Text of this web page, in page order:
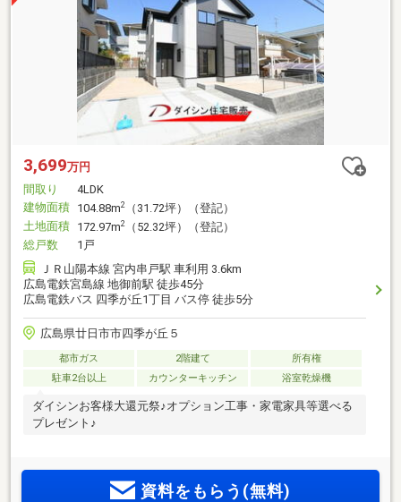
3,699万円
間取り
4LDK
建物面積 104.88m2
（31.72坪）（登記）
土地面積 172.97m2
（52.32坪）（登記）
総戸数
1戸
ＪＲ山陽本線 宮内串戸駅 車利用 3.6km
広島電鉄宮島線 地御前駅 徒歩45分
広島電鉄バス 四季が丘1丁目 バス停 徒歩5分
広島県廿日市市四季が丘５
都市ガス 2階建て
所有権
駐車2台以上
カウンターキッチン 浴室乾燥機
ダイシンお客様大還元祭♪オプション工事・家電家具等選べる
プレゼント♪
資料をもらう(無料)